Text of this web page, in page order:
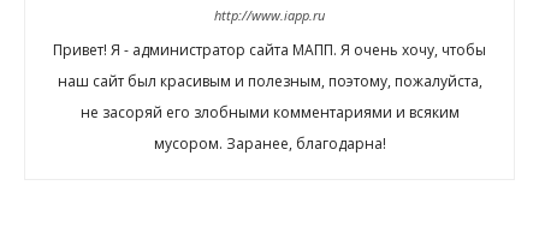
http://www.iapp.ru
Привет! Я - администратор сайта МАПП. Я очень хочу, чтобы
наш сайт был красивым и полезным, поэтому, пожалуйста,
не засоряй его злобными комментариями и всяким
мусором. Заранее, благодарна!